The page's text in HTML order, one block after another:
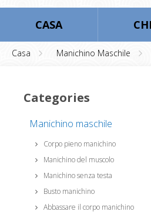
CASA
Casa Manichino Maschile
Categories
Manichino maschile
Corpo pieno manichino
Manichino del muscolo
Manichino senza testa
Busto manichino
Abbassare il corpo manichino